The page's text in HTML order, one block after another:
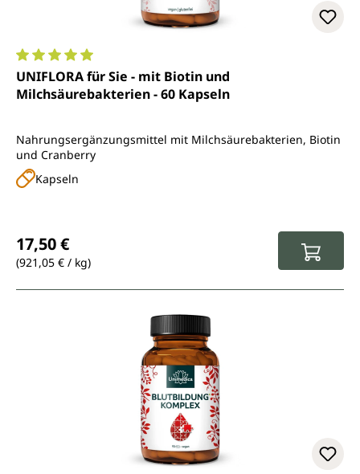
Durchschnittliche Bewertung von 5 von 5 Sternen
UNIFLORA für Sie - mit Biotin und
Milchsäurebakterien - 60 Kapseln
Nahrungsergänzungsmittel mit Milchsäurebakterien, Biotin
und Cranberry
Kapseln
17,50 €
(921,05 € / kg)